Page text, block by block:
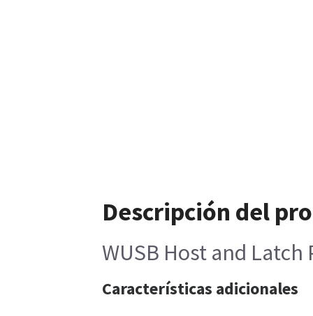
Descripción del
WUSB Host and
Características adicionales